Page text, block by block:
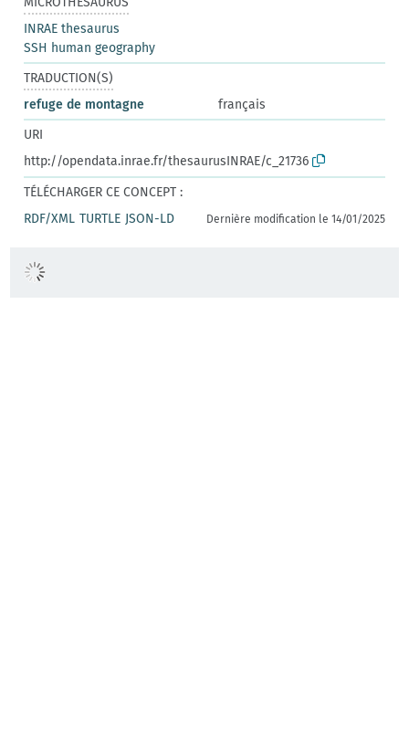
INRAE thesaurus
SSH human geography
TRADUCTION(S)
refuge de montagne
français
URI
http://opendata.inrae.fr/thesaurusINRAE/c_21736
TÉLÉCHARGER CE CONCEPT :
RDF/XML TURTLE JSON-LD Dernière modification le 14/01/2025